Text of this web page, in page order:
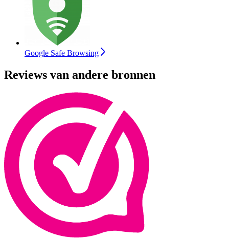
Google Safe Browsing
Reviews van andere bronnen